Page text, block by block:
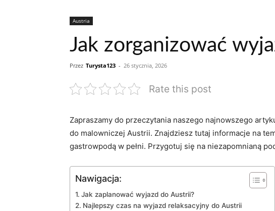
Austria
Jak zorganizować
Przez Turysta123 - 26 stycznia, 2026
Rate this post
Zapraszamy‌ do przeczytania naszego najnowszego
do malowniczej‌ Austrii. Znajdziesz ⁤tutaj informacje na
gastrowpodą w pełni. Przygotuj​ się na niezapomnianą
Nawigacja:
Jak‌ zaplanować wyjazd‌ do Austrii?
Najlepszy ‍czas na wyjazd ⁤relaksacyjny do Austrii